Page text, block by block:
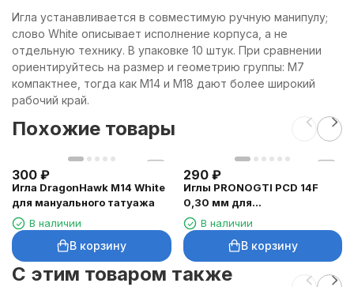
Игла устанавливается в совместимую ручную манипулу;
слово White описывает исполнение корпуса, а не
отдельную технику. В упаковке 10 штук. При сравнении
ориентируйтесь на размер и геометрию группы: M7
компактнее, тогда как M14 и M18 дают более широкий
рабочий край.
Похожие товары
300 ₽
Игла DragonHawk M14 White
для мануального татуажа
В наличии
В корзину
290 ₽
Иглы PRONOGTI PCD 14F
0,30 мм для
микроблейдинга, 10 шт
В наличии
В корзину
C этим товаром также